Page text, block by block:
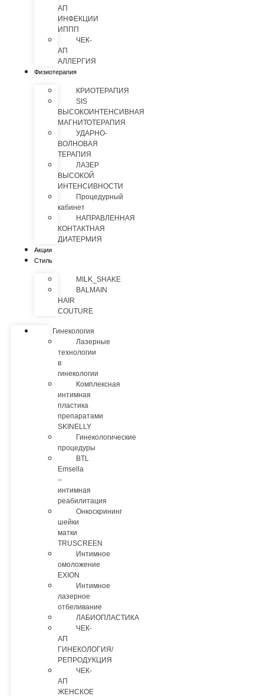
АП
ИНФЕКЦИИ
ИППП
ЧЕК-
АП
АЛЛЕРГИЯ
Физиотерапия
КРИОТЕРАПИЯ
SIS
ВЫСОКОИНТЕНСИВНАЯ
МАГНИТОТЕРАПИЯ
УДАРНО-
ВОЛНОВАЯ
ТЕРАПИЯ
ЛАЗЕР
ВЫСОКОЙ
ИНТЕНСИВНОСТИ
Процедурный
кабинет
НАПРАВЛЕННАЯ
КОНТАКТНАЯ
ДИАТЕРМИЯ
Акции
Стиль
MILK_SHAKE
BALMAIN
HAIR
COUTURE
Гинекология
Лазерные
технологии
в
гинекологии
Комплексная
интимная
пластика
препаратами
SKINELLY
Гинекологические
процедуры
BTL
Emsella
–
интимная
реабилитация
Онкоскрининг
шейки
матки
TRUSCREEN
Интимное
омоложение
EXION
Интимное
лазерное
отбеливание
ЛАБИОПЛАСТИКА
ЧЕК-
АП
ГИНЕКОЛОГИЯ/
РЕПРОДУКЦИЯ
ЧЕК-
АП
ЖЕНСКОЕ